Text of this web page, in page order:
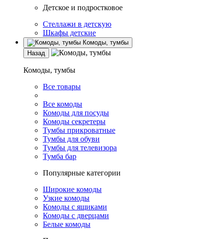
Детское и подростковое
Стеллажи в детскую
Шкафы детские
Комоды, тумбы
Назад
Комоды, тумбы
Все товары
Все комоды
Комоды для посуды
Комоды секретеры
Тумбы прикроватные
Тумбы для обуви
Тумбы для телевизора
Тумба бар
Популярные категории
Широкие комоды
Узкие комоды
Комоды с ящиками
Комоды с дверцами
Белые комоды